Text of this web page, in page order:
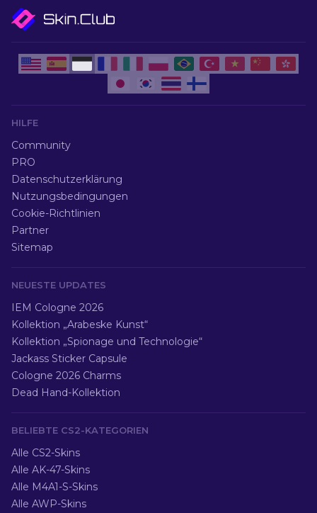
HILFE
Community
PRO
Datenschutzerklärung
Nutzungsbedingungen
Cookie-Richtlinien
Partner
Sitemap
NEUESTE UPDATES
IEM Cologne 2026
Kollektion „Arabeske Kunst“
Kollektion „Spionage und Technologie“
Jackass Sticker Capsule
Cologne 2026 Charms
Dead Hand-Kollektion
BELIEBTE CS2-KATEGORIEN
Alle CS2-Skins
Alle AK-47-Skins
Alle M4A1-S-Skins
Alle AWP-Skins